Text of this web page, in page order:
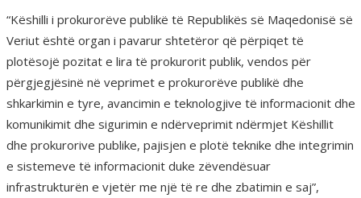
“Këshilli i prokurorëve publikë të Republikës së Maqedonisë së
Veriut është organ i pavarur shtetëror që përpiqet të
plotësojë pozitat e lira të prokurorit publik, vendos për
përgjegjësinë në veprimet e prokurorëve publikë dhe
shkarkimin e tyre, avancimin e teknologjive të informacionit dhe
komunikimit dhe sigurimin e ndërveprimit ndërmjet Këshillit
dhe prokurorive publike, pajisjen e plotë teknike dhe integrimin
e sistemeve të informacionit duke zëvendësuar
infrastrukturën e vjetër me një të re dhe zbatimin e saj”,